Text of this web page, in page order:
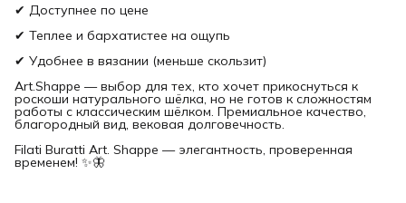
✔ Доступнее по цене
✔ Теплее и бархатистее на ощупь
✔ Удобнее в вязании (меньше скользит)
Art.Shappe — выбор для тех, кто хочет прикоснуться к
роскоши натурального шёлка, но не готов к сложностям
работы с классическим шёлком. Премиальное качество,
благородный вид, вековая долговечность.
Filati Buratti Art. Shappe — элегантность, проверенная
временем! ✨🦋